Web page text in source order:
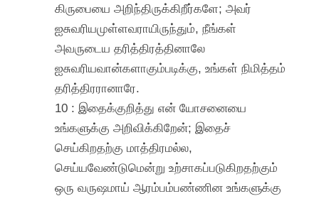
கிருபையை அறிந்திருக்கிறீர்களே; அவர்
ஐசுவரியமுள்ளவராயிருந்தும், நீங்கள்
அவருடைய தரித்திரத்தினாலே
ஐசுவரியவான்களாகும்படிக்கு, உங்கள் நிமித்தம்
தரித்திரரானாரே.
10 : இதைக்குறித்து என் யோசனையை
உங்களுக்கு அறிவிக்கிறேன்; இதைச்
செய்கிறதற்கு மாத்திரமல்ல,
செய்யவேண்டுமென்று உற்சாகப்படுகிறதற்கும்
ஒரு வருஷமாய் ஆரம்பம்பண்ணின உங்களுக்கு